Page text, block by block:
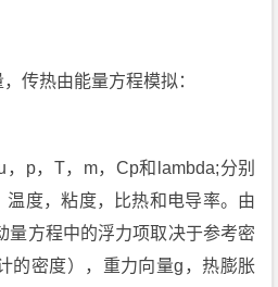
传热由能量方程模拟：
p，T，m，Cp和lambda;分别
温度，粘度，比热和电导率。由
量方程中的浮力项取决于参考密
的密度），重力向量g，热膨胀